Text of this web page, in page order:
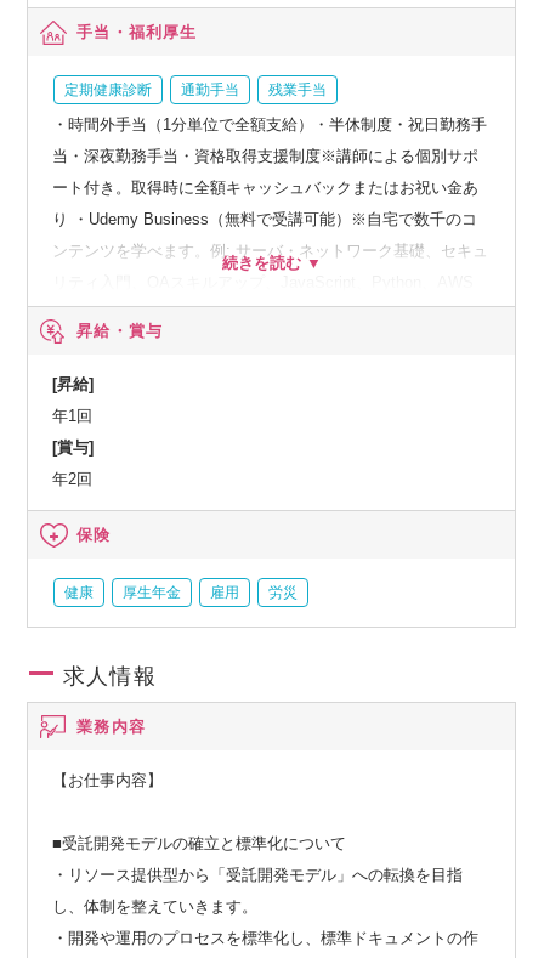
手当・福利厚生
定期健康診断 通勤手当 残業手当
・時間外手当（1分単位で全額支給）・半休制度・祝日勤務手
当・深夜勤務手当・資格取得支援制度※講師による個別サポ
ート付き。取得時に全額キャッシュバックまたはお祝い金あ
り ・Udemy Business（無料で受講可能）※自宅で数千のコ
ンテンツを学べます。例: サーバ・ネットワーク基礎、セキュ
築、RPA、VBA、セキュリティ、システム開発、仮想化・ク
ラウド（Azure）など ・クラブオフ加入※宿泊施設や遊園
地、映画館、レストランが最大90％OFF・屋内禁煙
昇給・賞与
[昇給]
年1回
[賞与]
年2回
保険
健康 厚生年金 雇用 労災
求人情報
業務内容
【お仕事内容】
■受託開発モデルの確立と標準化について
・リソース提供型から「受託開発モデル」への転換を目指
し、体制を整えていきます。
・開発や運用のプロセスを標準化し、標準ドキュメントの作